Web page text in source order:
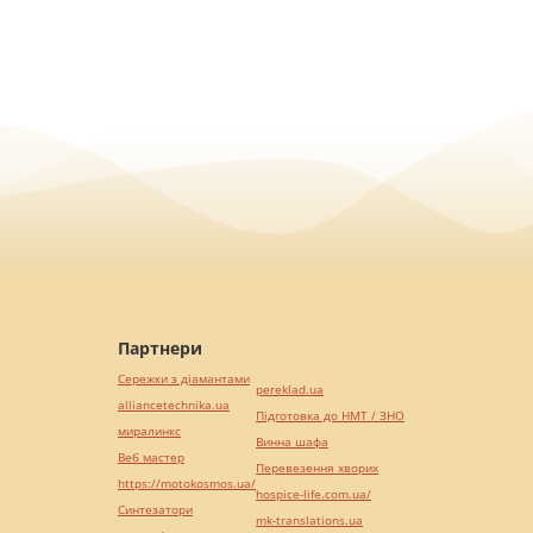
Партнери
Сережки з діамантами
alliancetechnika.ua
миралинкс
Веб мастер
https://motokosmos.ua/
Синтезатори
pereklad.ua
Підготовка до НМТ / ЗНО
Винна шафа
Перевезення хворих
hospice-life.com.ua/
mk-translations.ua